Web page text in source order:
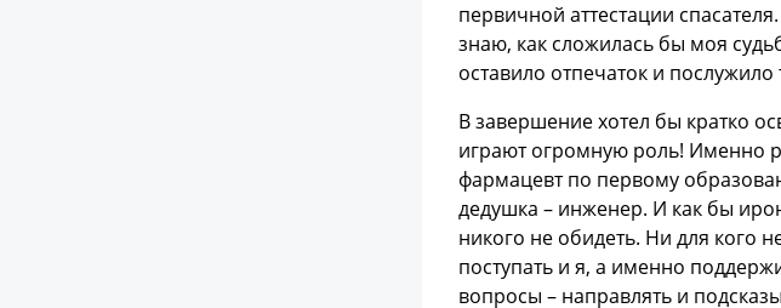
первичной аттестации
знаю, как сложилась бы моя
оставило отпечаток и
В завершение хотел бы кратко
играют огромную роль! Именно
фармацевт по первому
дедушка – инженер. И как бы
никого не обидеть. Ни для кого
поступать и я, а именно
вопросы – направлять и